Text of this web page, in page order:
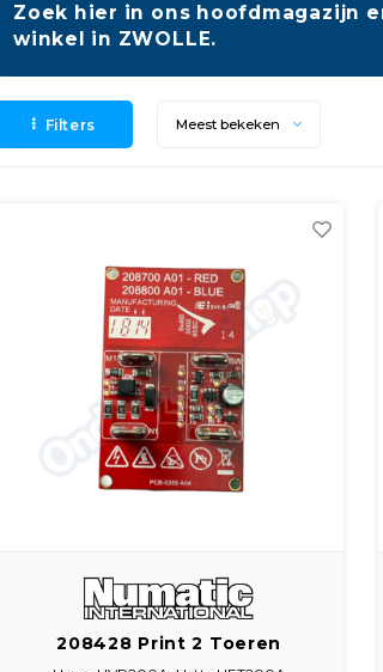
Zoek hier in ons hoofdmagazijn
winkel in ZWOLLE.
Filters Meest bekeken
208428 Print 2 Toeren